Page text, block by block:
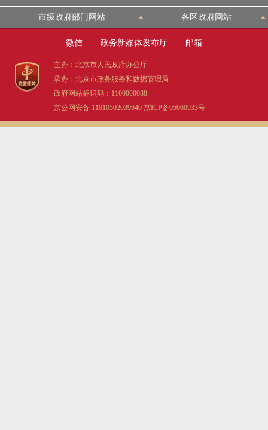
市级政府部门网站 各区政府网站
微信 政务新媒体发布厅 邮箱
主办：北京市人民政府办公厅
承办：北京市政务服务和数据管理局
政府网站标识码：1100000088
京公网安备 11010502039640 京ICP备05060933号